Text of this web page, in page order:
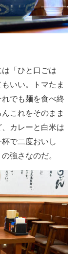
「ひと口ごは
いい。トマたま
でも麺を食べ終
これをそのまま
カレーと白米は
で二度おいし
強さなのだ。